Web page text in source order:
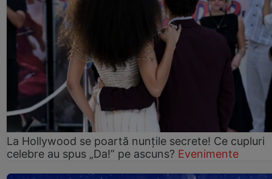
La Hollywood se poartă nunțile secrete! Ce cupluri
celebre au spus „Da!” pe ascuns? Evenimente